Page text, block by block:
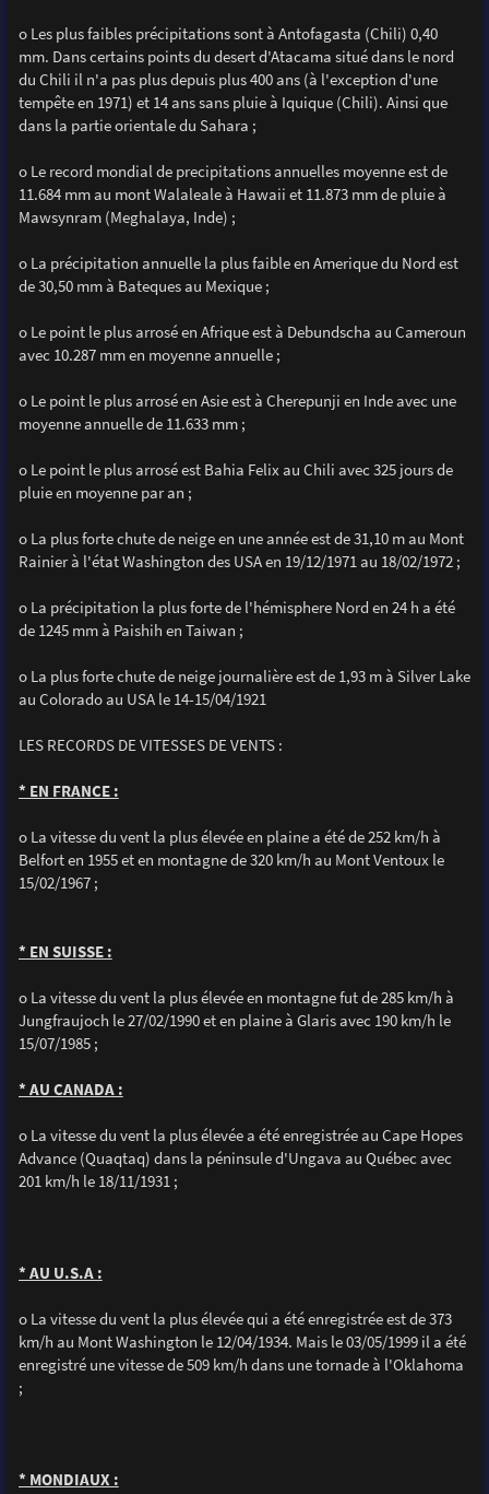
o Les plus faibles précipitations sont à Antofagasta (Chili) 0,40
mm. Dans certains points du desert d'Atacama situé dans le nord
du Chili il n'a pas plus depuis plus 400 ans (à l'exception d'une
tempête en 1971) et 14 ans sans pluie à Iquique (Chili). Ainsi que
dans la partie orientale du Sahara ;
o Le record mondial de precipitations annuelles moyenne est de
11.684 mm au mont Walaleale à Hawaii et 11.873 mm de pluie à
Mawsynram (Meghalaya, Inde) ;
o La précipitation annuelle la plus faible en Amerique du Nord est
de 30,50 mm à Bateques au Mexique ;
o Le point le plus arrosé en Afrique est à Debundscha au Cameroun
avec 10.287 mm en moyenne annuelle ;
o Le point le plus arrosé en Asie est à Cherepunji en Inde avec une
moyenne annuelle de 11.633 mm ;
o Le point le plus arrosé est Bahia Felix au Chili avec 325 jours de
pluie en moyenne par an ;
o La plus forte chute de neige en une année est de 31,10 m au Mont
Rainier à l'état Washington des USA en 19/12/1971 au 18/02/1972 ;
o La précipitation la plus forte de l'hémisphere Nord en 24 h a été
de 1245 mm à Paishih en Taiwan ;
o La plus forte chute de neige journalière est de 1,93 m à Silver Lake
au Colorado au USA le 14-15/04/1921
LES RECORDS DE VITESSES DE VENTS :
* EN FRANCE :
o La vitesse du vent la plus élevée en plaine a été de 252 km/h à
Belfort en 1955 et en montagne de 320 km/h au Mont Ventoux le
15/02/1967 ;
* EN SUISSE :
o La vitesse du vent la plus élevée en montagne fut de 285 km/h à
Jungfraujoch le 27/02/1990 et en plaine à Glaris avec 190 km/h le
15/07/1985 ;
* AU CANADA :
o La vitesse du vent la plus élevée a été enregistrée au Cape Hopes
Advance (Quaqtaq) dans la péninsule d'Ungava au Québec avec
201 km/h le 18/11/1931 ;
* AU U.S.A :
o La vitesse du vent la plus élevée qui a été enregistrée est de 373
km/h au Mont Washington le 12/04/1934. Mais le 03/05/1999 il a été
enregistré une vitesse de 509 km/h dans une tornade à l'Oklahoma
;
* MONDIAUX :